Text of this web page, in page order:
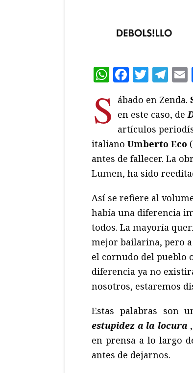
WhatsApp
S ábado en Zenda.
en este caso, de
artículos
italiano Umberto Eco
antes de fallecer. La
Lumen, ha sido
Así se refiere al
había una diferencia
todos. La mayoría
mejor bailarina, pero
el cornudo del pueblo
diferencia ya no
nosotros, estaremos
Estas palabras son
estupidez a la locura
en prensa a lo largo
antes de dejarnos.